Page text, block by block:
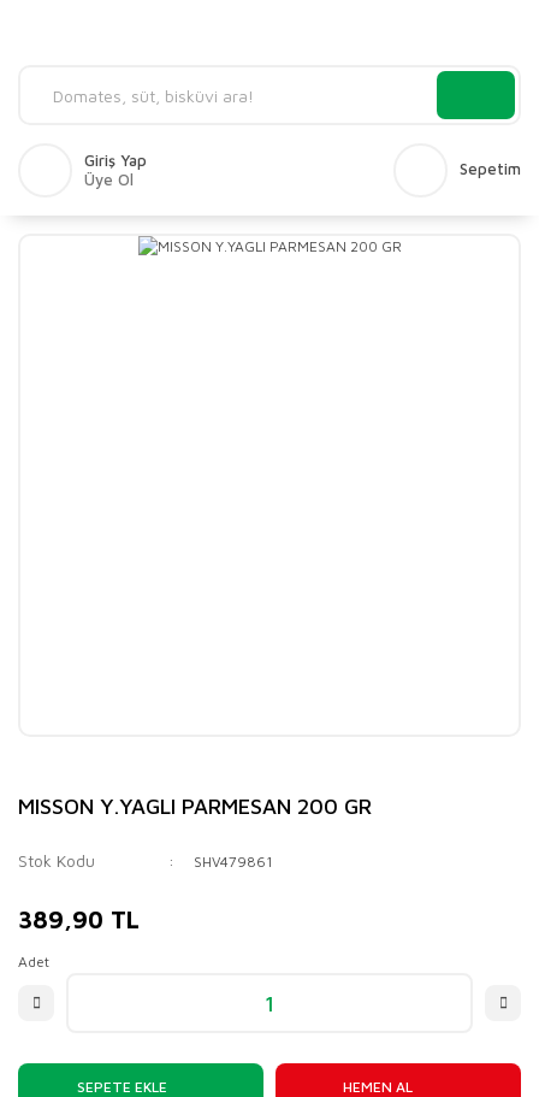
Giriş Yap
Üye Ol
Sepetim
MISSON Y.YAGLI PARMESAN 200 GR
Stok Kodu SHV479861
389,90 TL
Adet
SEPETE EKLE HEMEN AL